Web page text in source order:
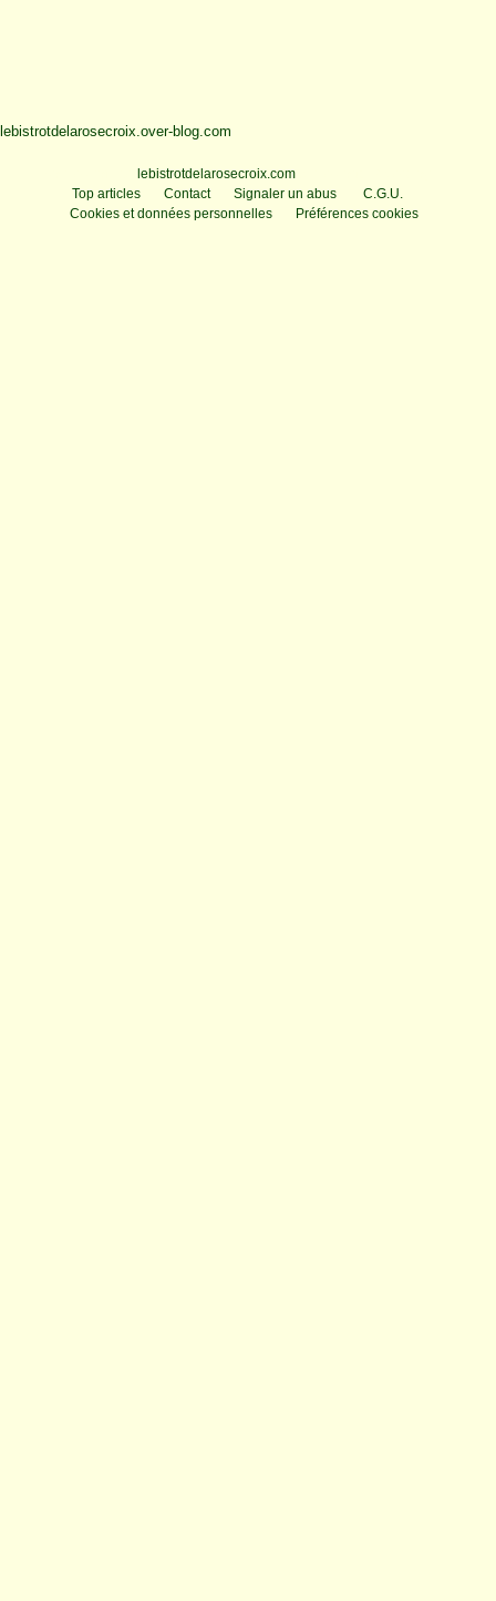
lebistrotdelarosecroix.over-blog.com
lebistrotdelarosecroix.com
Top articles
Contact Signaler un abus
C.G.U.
Cookies et données personnelles
Préférences cookies